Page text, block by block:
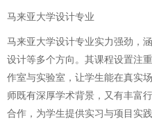
马来亚大学设计专业
马来亚大学设计专业实力强劲，
设计等多个方向。其课程设置注
作室与实验室，让学生能在真实
师既有深厚学术背景，又有丰富
合作，为学生提供实习与项目实